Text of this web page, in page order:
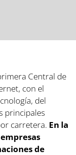
Central de
con el
del
principales
carretera. En la
de